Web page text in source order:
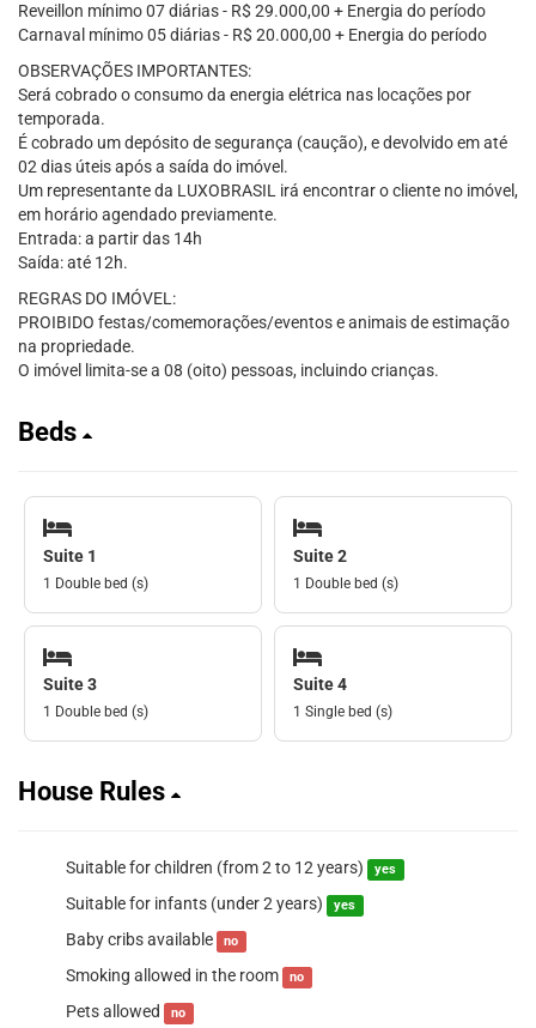
Reveillon mínimo 07 diárias - R$ 29.000,00 + Energia do período
Carnaval mínimo 05 diárias - R$ 20.000,00 + Energia do período
OBSERVAÇÕES IMPORTANTES:
Será cobrado o consumo da energia elétrica nas locações por
temporada.
É cobrado um depósito de segurança (caução), e devolvido em até
02 dias úteis após a saída do imóvel.
Um representante da LUXOBRASIL irá encontrar o cliente no imóvel,
em horário agendado previamente.
Entrada: a partir das 14h
Saída: até 12h.
REGRAS DO IMÓVEL:
PROIBIDO festas/comemorações/eventos e animais de estimação
na propriedade.
O imóvel limita-se a 08 (oito) pessoas, incluindo crianças.
Beds
Suite 1
1 Double bed (s)
Suite 2
1 Double bed (s)
Suite 3
1 Double bed (s)
Suite 4
1 Single bed (s)
House Rules
Suitable for children (from 2 to 12 years) yes
Suitable for infants (under 2 years) yes
Baby cribs available no
Smoking allowed in the room no
Pets allowed no